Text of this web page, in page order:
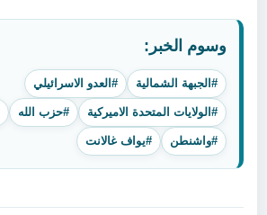
وسوم الخبر:
#الجبهة الشمالية #العدو الاسرائيلي
#الولايات المتحدة الاميركية #حزب الله
#واشنطن #يواف غالانت